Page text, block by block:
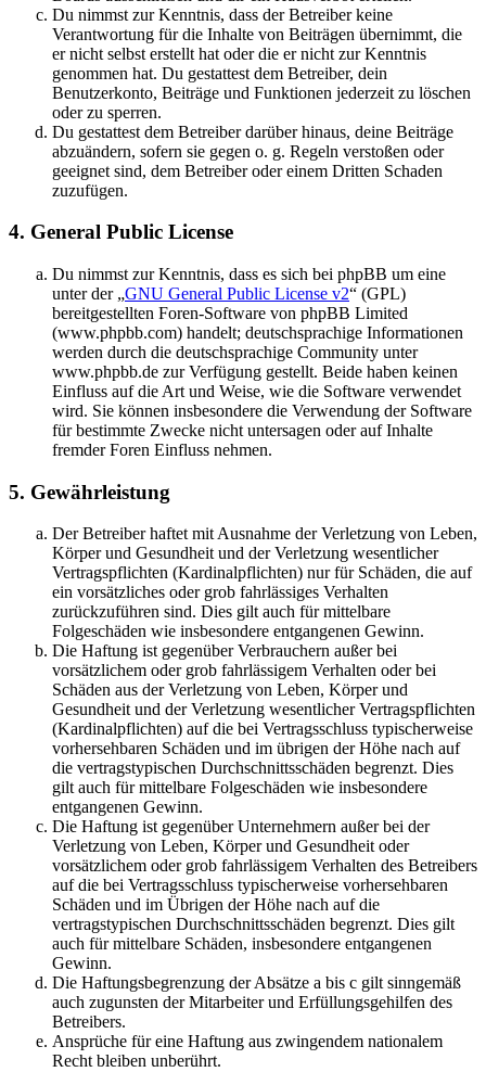
Du nimmst zur Kenntnis, dass der Betreiber keine
Verantwortung für die Inhalte von Beiträgen übernimmt, die
er nicht selbst erstellt hat oder die er nicht zur Kenntnis
genommen hat. Du gestattest dem Betreiber, dein
Benutzerkonto, Beiträge und Funktionen jederzeit zu löschen
oder zu sperren.
Du gestattest dem Betreiber darüber hinaus, deine Beiträge
abzuändern, sofern sie gegen o. g. Regeln verstoßen oder
geeignet sind, dem Betreiber oder einem Dritten Schaden
zuzufügen.
4. General Public License
Du nimmst zur Kenntnis, dass es sich bei phpBB um eine
unter der „GNU General Public License v2“ (GPL)
bereitgestellten Foren-Software von phpBB Limited
(www.phpbb.com) handelt; deutschsprachige Informationen
werden durch die deutschsprachige Community unter
www.phpbb.de zur Verfügung gestellt. Beide haben keinen
Einfluss auf die Art und Weise, wie die Software verwendet
wird. Sie können insbesondere die Verwendung der Software
für bestimmte Zwecke nicht untersagen oder auf Inhalte
fremder Foren Einfluss nehmen.
5. Gewährleistung
Der Betreiber haftet mit Ausnahme der Verletzung von Leben,
Körper und Gesundheit und der Verletzung wesentlicher
Vertragspflichten (Kardinalpflichten) nur für Schäden, die auf
ein vorsätzliches oder grob fahrlässiges Verhalten
zurückzuführen sind. Dies gilt auch für mittelbare
Folgeschäden wie insbesondere entgangenen Gewinn.
Die Haftung ist gegenüber Verbrauchern außer bei
vorsätzlichem oder grob fahrlässigem Verhalten oder bei
Schäden aus der Verletzung von Leben, Körper und
Gesundheit und der Verletzung wesentlicher Vertragspflichten
(Kardinalpflichten) auf die bei Vertragsschluss typischerweise
vorhersehbaren Schäden und im übrigen der Höhe nach auf
die vertragstypischen Durchschnittsschäden begrenzt. Dies
gilt auch für mittelbare Folgeschäden wie insbesondere
entgangenen Gewinn.
Die Haftung ist gegenüber Unternehmern außer bei der
Verletzung von Leben, Körper und Gesundheit oder
vorsätzlichem oder grob fahrlässigem Verhalten des Betreibers
auf die bei Vertragsschluss typischerweise vorhersehbaren
Schäden und im Übrigen der Höhe nach auf die
vertragstypischen Durchschnittsschäden begrenzt. Dies gilt
auch für mittelbare Schäden, insbesondere entgangenen
Gewinn.
Die Haftungsbegrenzung der Absätze a bis c gilt sinngemäß
auch zugunsten der Mitarbeiter und Erfüllungsgehilfen des
Betreibers.
Ansprüche für eine Haftung aus zwingendem nationalem
Recht bleiben unberührt.